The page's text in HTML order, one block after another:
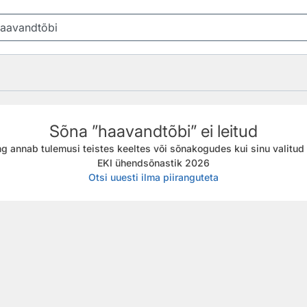
Sõna ”haavandtõbi” ei leitud
annab tulemusi teistes keeltes või sõnakogudes kui sinu
EKI ühendsõnastik 2026
Otsi uuesti ilma piiranguteta